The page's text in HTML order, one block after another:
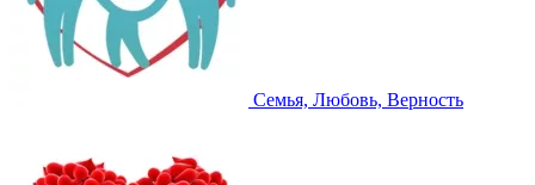
Семья, Любовь, Верность